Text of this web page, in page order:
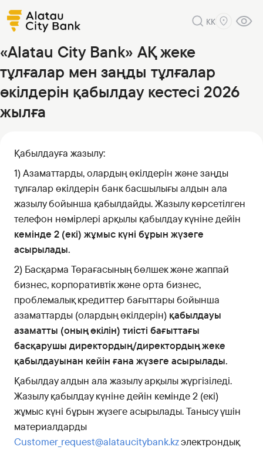
KK
«Alatau City Bank» АҚ жеке
тұлғалар мен заңды тұлғалар
өкілдерін қабылдау кестесі 2026
жылға
Қабылдауға жазылу:
1) Азаматтарды, олардың өкілдерін және заңды
тұлғалар өкілдерін банк басшылығы алдын ала
жазылу бойынша қабылдайды. Жазылу көрсетілген
телефон нөмірлері арқылы қабылдау күніне дейін
кемінде 2 (екі) жұмыс күні бұрын жүзеге
асырылады.
2) Басқарма Төрағасының бөлшек және жаппай
бизнес, корпоративтік және орта бизнес,
проблемалық кредиттер бағыттары бойынша
азаматтарды (олардың өкілдерін) қабылдауы
азаматты (оның өкілін) тиісті бағыттағы
басқарушы директордың/директордың жеке
қабылдауынан кейін ғана жүзеге асырылады.
Қабылдау алдын ала жазылу арқылы жүргізіледі.
Жазылу қабылдау күніне дейін кемінде 2 (екі)
жұмыс күні бұрын жүзеге асырылады. Танысу үшін
материалдарды
Customer_request@alataucitybank.kzэлектрондық